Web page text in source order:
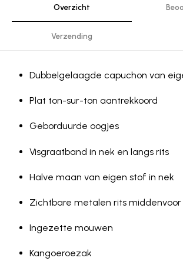
Overzicht
Verzending
Dubbelgelaagde capuchon van
Plat ton-sur-ton aantrekkoord
Geborduurde oogjes
Visgraatband in nek en langs rits
Halve maan van eigen stof in nek
Zichtbare metalen rits middenvoor
Ingezette mouwen
Kangoeroezak